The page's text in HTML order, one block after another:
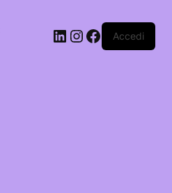
LinkedIn
Instagram
Facebook
Accedi